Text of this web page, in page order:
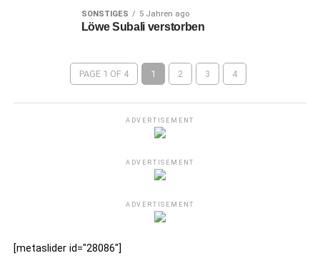
SONSTIGES 5 Jahren ago
Löwe Subali verstorben
PAGE 1 OF 4 1 2 3 4
ADVERTISEMENT
ADVERTISEMENT
ADVERTISEMENT
[metaslider id="28086"]